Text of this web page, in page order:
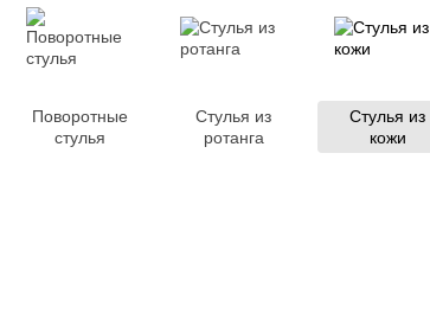
Поворотные
стулья
Стулья из
ротанга
Стулья из
кожи